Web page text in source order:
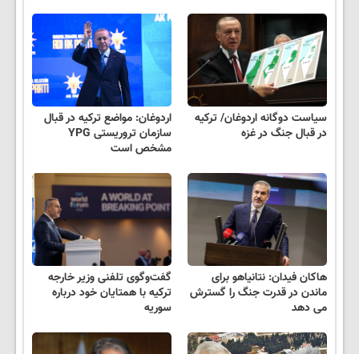
سیاست دوگانه اردوغان/ ترکیه
در قبال جنگ در غزه
اردوغان: مواضع ترکیه در قبال
سازمان تروریستی YPG
مشخص است
هاکان فیدان: نتانیاهو برای
ماندن در قدرت جنگ را گسترش
می دهد
گفت‌وگوی تلفنی وزیر خارجه
ترکیه با همتایان خود درباره
سوریه